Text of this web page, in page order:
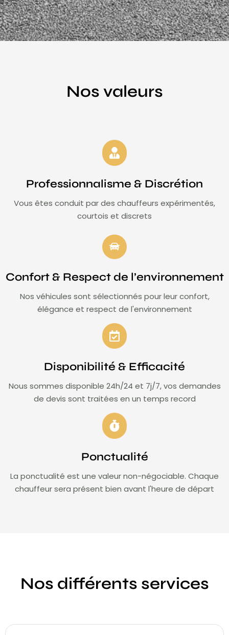
Nos valeurs
Professionnalisme & Discrétion
Vous êtes conduit par des chauffeurs expérimentés,
courtois et discrets
Confort & Respect de l’environnement
Nos véhicules sont sélectionnés pour leur confort,
élégance et respect de l'environnement
Disponibilité & Efficacité
Nous sommes disponible 24h/24 et 7j/7, vos demandes
de devis sont traitées en un temps record
Ponctualité
La ponctualité est une valeur non-négociable. Chaque
chauffeur sera présent bien avant l'heure de départ
Nos différents services